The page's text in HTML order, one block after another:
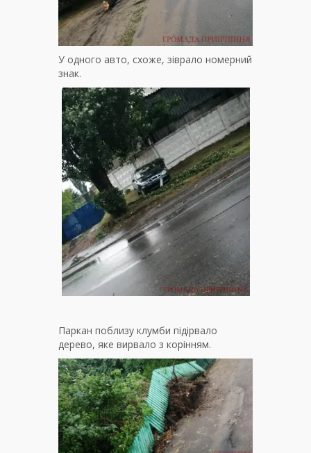
У одного авто, схоже, зіврало номерний
знак.
Паркан поблизу клумби підірвало
дерево, яке вирвало з корінням.